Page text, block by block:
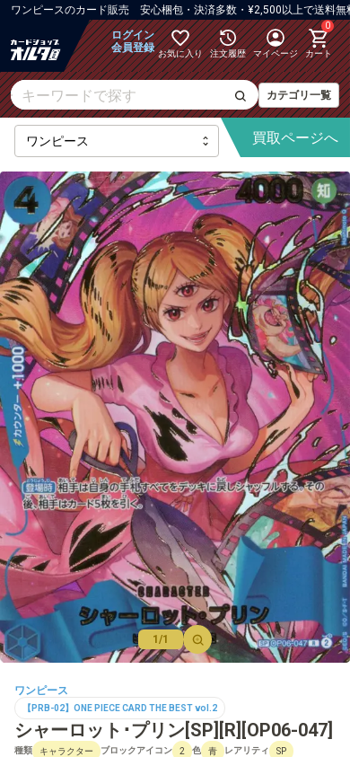
ワンピースのカード販売 安心梱包・決済多数・¥2,500以上で送料無料
ログイン
会員登録 お気に入り 注文履歴 マイページ
0
カート
カテゴリ一覧
【OP-16】決戦の刻
【OP-15】神の島の冒険
【OP-14】蒼海の七傑
【OP-13】受け継がれる意志
【PRB-02】ONE PIECE CARD THE BEST vol.2
【OP-12】師弟の絆
【OP-11】神速の拳
【OP-10】王族の血統
【OP-09】新たなる皇帝
【PRB-01】ONE PIECE CARD THE BEST
【OP-08】二つの伝説
【OP-07】500年後の未来
【OP-06】双璧の覇者
【OP-05】新時代の主役
【OP-04】謀略の王国
買取ページへ
1/1
ワンピース
【PRB-02】ONE PIECE CARD THE BEST vol.2
シャーロット･プリン[SP][R][OP06-047]
種類 キャラクター ブロックアイコン 2 色 青 レアリティ SP